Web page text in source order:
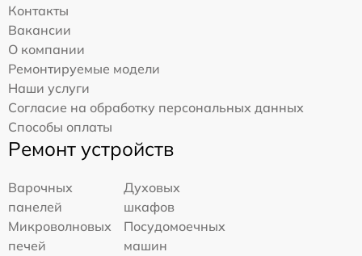
Контакты
Вакансии
О компании
Ремонтируемые модели
Наши услуги
Согласие на обработку персональных данных
Способы оплаты
Ремонт устройств
Варочных
панелей
Духовых
шкафов
Микроволновых
печей
Посудомоечных
машин